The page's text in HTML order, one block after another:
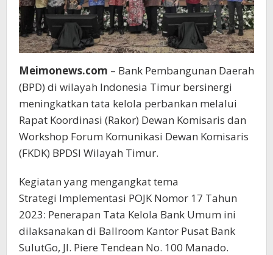
Meimonews.com – Bank Pembangunan Daerah
(BPD) di wilayah Indonesia Timur bersinergi
meningkatkan tata kelola perbankan melalui
Rapat Koordinasi (Rakor) Dewan Komisaris dan
Workshop Forum Komunikasi Dewan Komisaris
(FKDK) BPDSI Wilayah Timur.
Kegiatan yang mengangkat tema
Strategi Implementasi POJK Nomor 17 Tahun
2023: Penerapan Tata Kelola Bank Umum ini
dilaksanakan di Ballroom Kantor Pusat Bank
SulutGo, Jl. Piere Tendean No. 100 Manado.